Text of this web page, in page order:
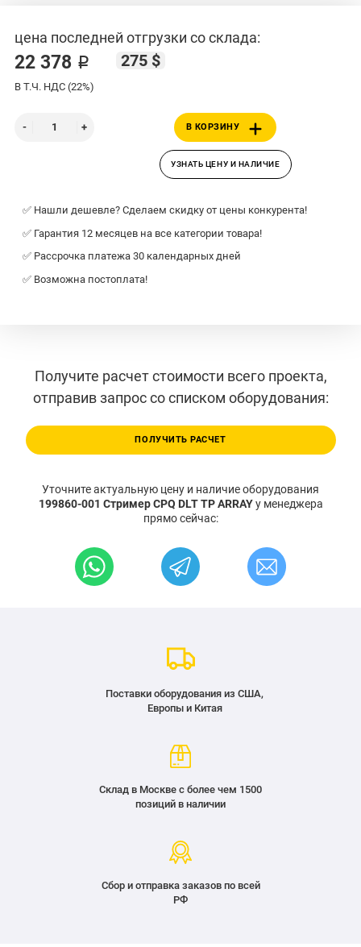
цена последней отгрузки со склада:
22 378 ₽ 275 $
В Т.Ч. НДС (22%)
В КОРЗИНУ
УЗНАТЬ ЦЕНУ И НАЛИЧИЕ
✅ Нашли дешевле? Сделаем скидку от цены конкурента!
✅ Гарантия 12 месяцев на все категории товара!
✅ Рассрочка платежа 30 календарных дней
✅ Возможна постоплата!
Получите расчет стоимости всего проекта,
отправив запрос со списком оборудования:
ПОЛУЧИТЬ РАСЧЕТ
Уточните актуальную цену и наличие оборудования
199860-001 Стример CPQ DLT TP ARRAYу менеджера
прямо сейчас:
Поставки оборудования из США,
Европы и Китая
Склад в Москве с более чем 1500
позиций в наличии
Сбор и отправка заказов по всей
РФ